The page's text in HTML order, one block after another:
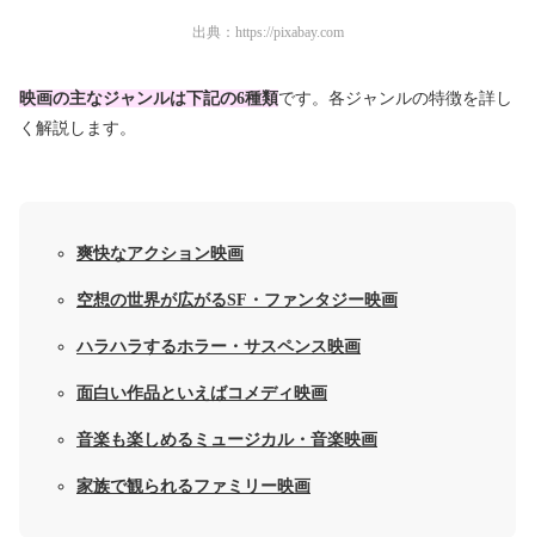
出典： https://pixabay.com
映画の主なジャンルは下記の6種類です。各ジャンルの特徴を詳し
く解説します。
爽快なアクション映画
空想の世界が広がるSF・ファンタジー映画
ハラハラするホラー・サスペンス映画
面白い作品といえばコメディ映画
音楽も楽しめるミュージカル・音楽映画
家族で観られるファミリー映画